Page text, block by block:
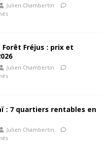
Julien Chambertin
Fréjus : prix et
Julien Chambertin
: 7 quartiers rentables en
Julien Chambertin